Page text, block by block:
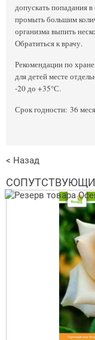
допускать попадания
промыть большим
организма выпить
Обратиться к врачу.
Рекомендации по
для детей месте
-20 до +35°С.
Срок годности: 36
< Назад